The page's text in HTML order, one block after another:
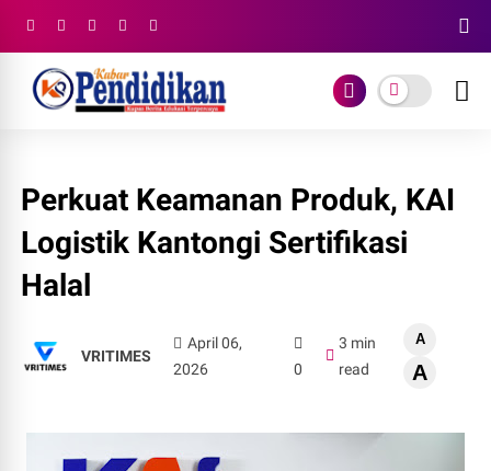
Perkuat Keamanan Produk, KAI
Logistik Kantongi Sertifikasi
Halal
VRITIMES
April 06,
2026
0
3 min
read
A
A